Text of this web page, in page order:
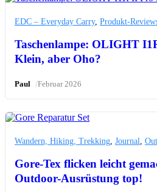
EDC – Everyday Carry, Produkt-
Taschenlampe: OLIGHT
Klein, aber Oho?
Paul /Februar 2026
Wandern, Hiking, Trekking Journal
Gore-Tex flicken leicht
Outdoor-Ausrüstung top!